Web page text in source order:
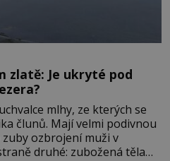
zlatě: Je ukryté pod
mlhy, ze kterých se
člunů. Mají velmi podivnou
ozbrojení muži v
druhé: zubožená těla